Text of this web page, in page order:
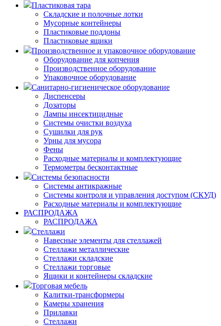
Пластиковая тара
Складские и полочные лотки
Мусорные контейнеры
Пластиковые поддоны
Пластиковые ящики
Производственное и упаковочное оборудование
Оборудование для копчения
Производственное оборудование
Упаковочное оборудование
Санитарно-гигиеническое оборудование
Диспенсеры
Дозаторы
Лампы инсектицидные
Системы очистки воздуха
Сушилки для рук
Урны для мусора
Фены
Расходные материалы и комплектующие
Термометры бесконтактные
Системы безопасности
Системы антикражные
Системы контроля и управления доступом (СКУД)
Расходные материалы и комплектующие
РАСПРОДАЖА
РАСПРОДАЖА
Стеллажи
Навесные элементы для стеллажей
Стеллажи металлические
Стеллажи складские
Стеллажи торговые
Ящики и контейнеры складские
Торговая мебель
Калитки-трансформеры
Камеры хранения
Прилавки
Стеллажи